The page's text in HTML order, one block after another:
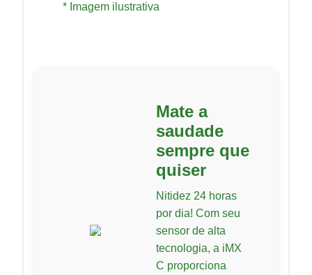
* Imagem ilustrativa
Mate a
saudade
sempre que
quiser
Nitidez 24 horas
por dia! Com seu
sensor de alta
tecnologia, a iMX
C proporciona